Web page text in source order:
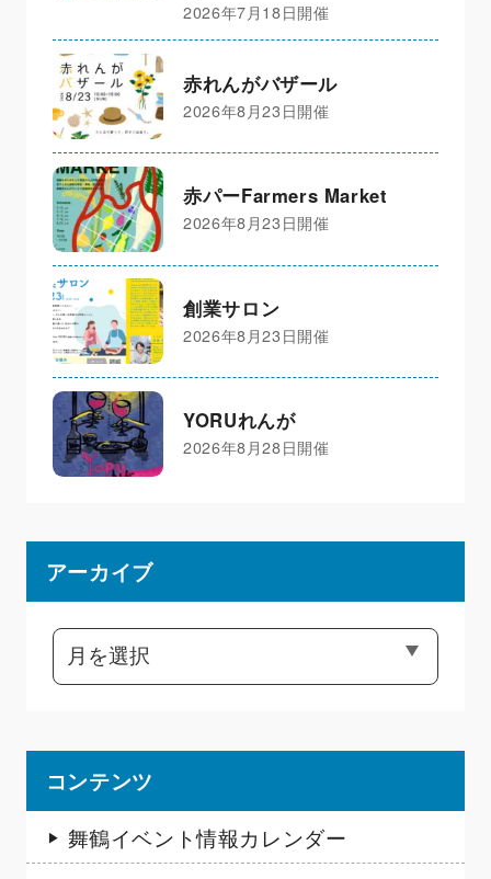
2026年7月18日開催
赤れんがバザール
2026年8月23日開催
赤パーFarmers Market
2026年8月23日開催
創業サロン
2026年8月23日開催
YORUれんが
2026年8月28日開催
アーカイブ
コンテンツ
舞鶴イベント情報カレンダー